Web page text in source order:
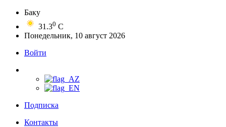
Баку
31.30 C
Понедельник, 10 август 2026
Войти
Подписка
Контакты